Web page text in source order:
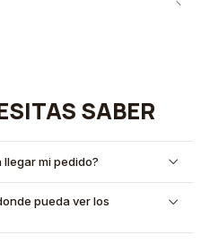
SABER
mi pedido?
pueda ver los